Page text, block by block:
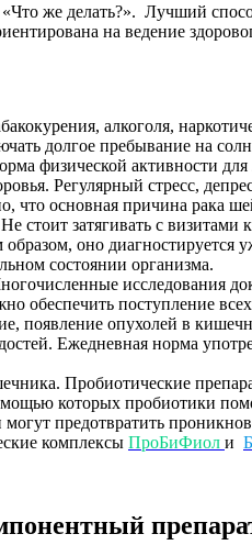
же делать?». Лучший
на ведение
алкоголя,
долгое пребывание на
физической активности
Регулярный стресс,
что основная причина рака
стоит затягивать с
оно диагностируется
состоянии организма.
исследования
обеспечить поступление
появление опухолей в
Ежедневная норма
Пробиотические
которых пробиотики
предотвратить
комплексы ПроБиФиол и